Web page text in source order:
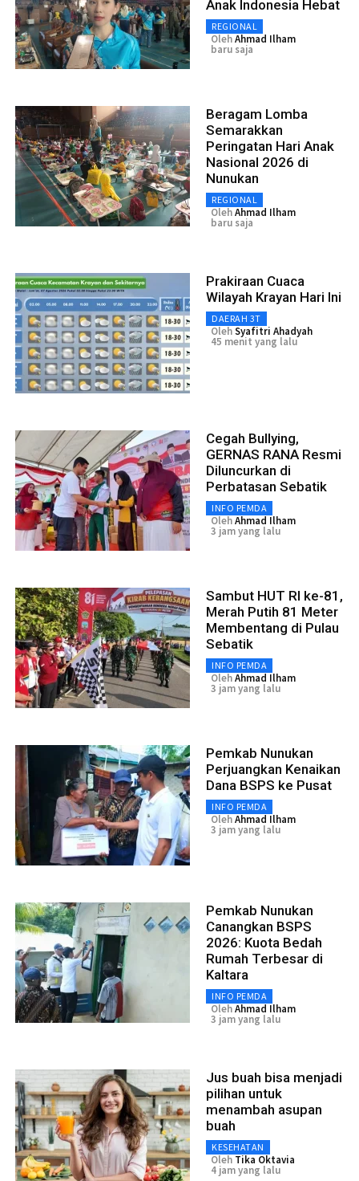
Anak Indonesia Hebat
REGIONAL
OlehAhmad Ilham
baru saja
Beragam Lomba
Semarakkan
Peringatan Hari Anak
Nasional 2026 di
Nunukan
REGIONAL
OlehAhmad Ilham
baru saja
Prakiraan Cuaca
Wilayah Krayan Hari Ini
DAERAH 3T
OlehSyafitri Ahadyah
45 menit yang lalu
Cegah Bullying,
GERNAS RANA Resmi
Diluncurkan di
Perbatasan Sebatik
INFO PEMDA
OlehAhmad Ilham
3 jam yang lalu
Sambut HUT RI ke-81,
Merah Putih 81 Meter
Membentang di Pulau
Sebatik
INFO PEMDA
OlehAhmad Ilham
3 jam yang lalu
Pemkab Nunukan
Perjuangkan Kenaikan
Dana BSPS ke Pusat
INFO PEMDA
OlehAhmad Ilham
3 jam yang lalu
Pemkab Nunukan
Canangkan BSPS
2026: Kuota Bedah
Rumah Terbesar di
Kaltara
INFO PEMDA
OlehAhmad Ilham
3 jam yang lalu
Jus buah bisa menjadi
pilihan untuk
menambah asupan
buah
KESEHATAN
Oleh Tika Oktavia
4 jam yang lalu